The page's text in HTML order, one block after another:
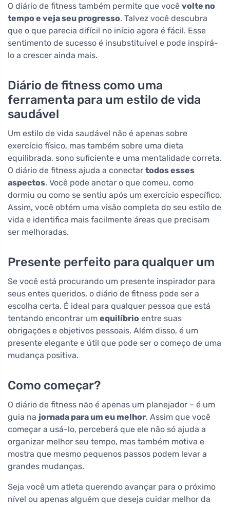
O diário de fitness também permite que você volte no
tempo e veja seu progresso. Talvez você descubra
que o que parecia difícil no início agora é fácil. Esse
sentimento de sucesso é insubstituível e pode inspirá-
lo a crescer ainda mais.
Diário de fitness como uma
ferramenta para um estilo de vida
saudável
Um estilo de vida saudável não é apenas sobre
exercício físico, mas também sobre uma dieta
equilibrada, sono suficiente e uma mentalidade correta.
O diário de fitness ajuda a conectar todos esses
aspectos. Você pode anotar o que comeu, como
dormiu ou como se sentiu após um exercício específico.
Assim, você obtém uma visão completa do seu estilo de
vida e identifica mais facilmente áreas que precisam
ser melhoradas.
Presente perfeito para qualquer um
Se você está procurando um presente inspirador para
seus entes queridos, o diário de fitness pode ser a
escolha certa. É ideal para qualquer pessoa que está
tentando encontrar um equilíbrio entre suas
obrigações e objetivos pessoais. Além disso, é um
presente elegante e útil que pode ser o começo de uma
mudança positiva.
Como começar?
O diário de fitness não é apenas um planejador – é um
guia na jornada para um eu melhor. Assim que você
começar a usá-lo, perceberá que ele não só ajuda a
organizar melhor seu tempo, mas também motiva e
mostra que mesmo pequenos passos podem levar a
grandes mudanças.
Seja você um atleta querendo avançar para o próximo
nível ou apenas alguém que deseja cuidar melhor da